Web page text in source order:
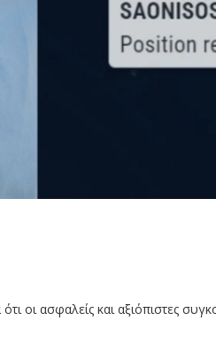
οι ασφαλείς και αξιόπιστες